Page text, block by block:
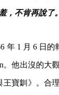
，不肯再說了
年 1 月 6 日
。他出沒的
王寶釧》。合